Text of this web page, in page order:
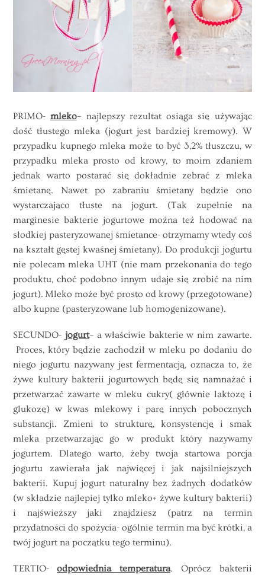
PRIMO- mleko– najlepszy rezultat osiąga się używając
dość tłustego mleka (jogurt jest bardziej kremowy). W
przypadku kupnego mleka może to być 3,2% tłuszczu, w
przypadku mleka prosto od krowy, to moim zdaniem
jednak warto postarać się dokładnie zebrać z mleka
śmietanę. Nawet po zabraniu śmietany będzie ono
wystarczająco tłuste na jogurt. (Tak zupełnie na
marginesie bakterie jogurtowe można też hodować na
słodkiej pasteryzowanej śmietance- otrzymamy wtedy coś
na kształt gęstej kwaśnej śmietany). Do produkcji jogurtu
nie polecam mleka UHT (nie mam przekonania do tego
produktu, choć podobno innym udaje się zrobić na nim
jogurt). Mleko może być prosto od krowy (przegotowane)
albo kupne (pasteryzowane lub homogenizowane).
SECUNDO-jogurt– a właściwie bakterie w nim zawarte.
Proces, który będzie zachodził w mleku po dodaniu do
niego jogurtu nazywany jest fermentacją, oznacza to, że
żywe kultury bakterii jogurtowych będę się namnażać i
przetwarzać zawarte w mleku cukry( głównie laktozę i
glukozę) w kwas mlekowy i parę innych pobocznych
substancji. Zmieni to strukturę, konsystencję i smak
mleka przetwarzając go w produkt który nazywamy
jogurtem. Dlatego warto, żeby twoja startowa porcja
jogurtu zawierała jak najwięcej i jak najsilniejszych
bakterii. Kupuj jogurt naturalny bez żadnych dodatków
(w składzie najlepiej tylko mleko+ żywe kultury bakterii)
i najświeższy jaki znajdziesz (patrz na termin
przydatności do spożycia- ogólnie termin ma być krótki, a
twój jogurt na początku tego terminu).
TERTIO-odpowiednia temperatura. Oprócz bakterii